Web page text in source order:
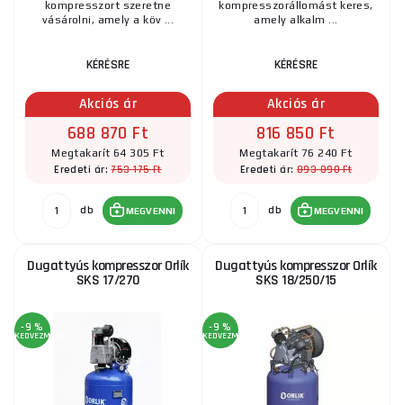
kompresszort szeretne
vásárolni, amely a köv ...
KÉRÉSRE
Akciós ár
688 870 Ft
Megtakarít 64 305 Ft
Eredeti ár:753 175 Ft
db MEGVENNI
kompresszorállomást keres,
amely alkalm ...
KÉRÉSRE
Akciós ár
816 850 Ft
Megtakarít 76 240 Ft
Eredeti ár: 893 090 Ft
db MEGVENNI
Dugattyús kompresszor Orlík
SKS 17/270
-9 %
KEDVEZMÉNY
Dugattyús kompresszor Orlík
SKS 18/250/15
-9 %
KEDVEZMÉNY